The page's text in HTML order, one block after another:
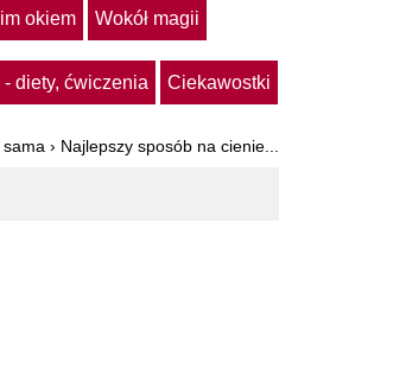
okiem Wokół magii
diety, ćwiczenia Ciekawostki
› Najlepszy sposób na cienie...